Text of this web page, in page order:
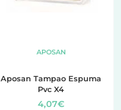
APOSAN
Aposan Tampao Espuma
Pvc X4
4,07€